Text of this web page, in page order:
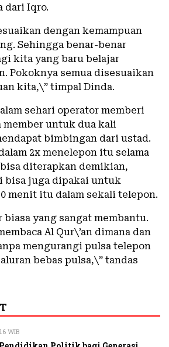
dari Iqro.
dengan kemampuan
Sehingga benar-benar
kita yang baru belajar
Pokoknya semua disesuaikan
kita,\” timpal Dinda.
sehari operator memberi
member untuk dua kali
bimbingan dari ustad.
2x menelepon itu selama
diterapkan demikian,
bisa juga dipakai untuk
menit itu dalam sekali telepon.
yang sangat membantu.
Al Qur\’an dimana dan
mengurangi pulsa telepon
bebas pulsa,\” tandas
WIB